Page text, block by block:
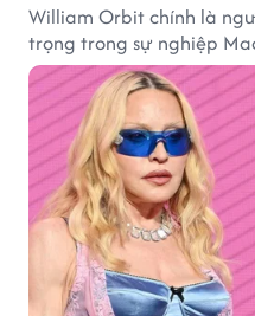
William Orbit chính là
trọng trong sự nghiệp